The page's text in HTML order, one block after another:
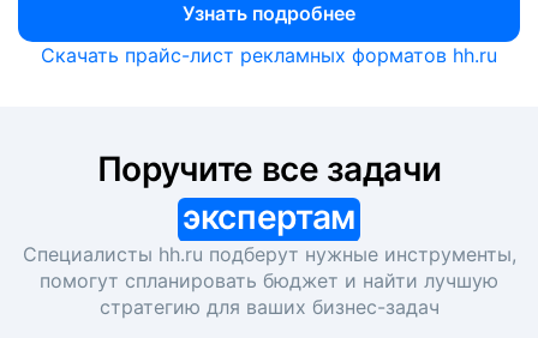
Узнать подробнее
Скачать прайс-лист рекламных форматов hh.ru
экспертам
Специалисты hh.ru подберут нужные инструменты,
помогут спланировать бюджет и найти лучшую
стратегию для ваших бизнес-задач